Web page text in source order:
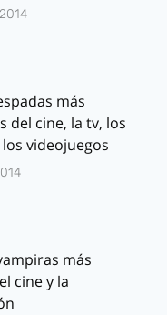
más
del cine, la tv, los
videojuegos
más
cine y la